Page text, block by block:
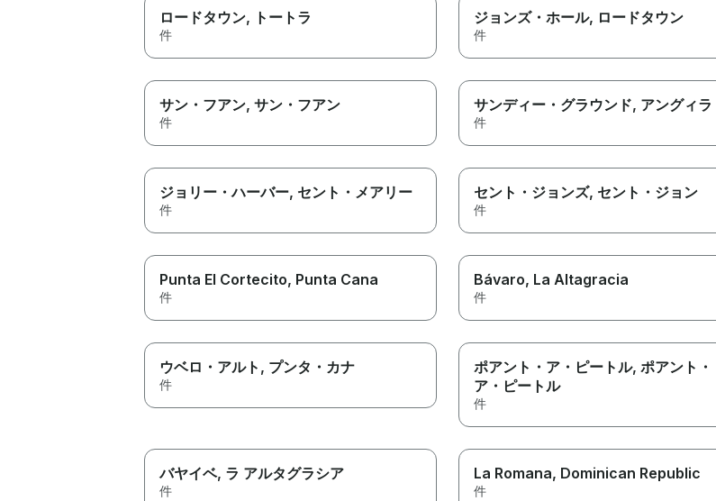
ロードタウン, トートラ
件
ジョンズ・ホール, ロードタウン
件
サン・フアン, サン・フアン
件
サンディー・グラウンド, アングィラ
件
ジョリー・ハーバー, セント・メアリー
件
セント・ジョンズ, セント・ジョン
件
Punta El Cortecito, Punta Cana
件
Bávaro, La Altagracia
件
ウベロ・アルト , プンタ・カナ
件
ポアント・ア・ピートル, ポアント・
ア・ピートル
件
バヤイベ, ラ アルタグラシア
件
La Romana, Dominican Republic
件